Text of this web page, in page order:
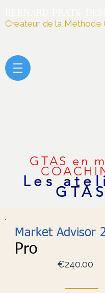
Créateur de la Méthode
GTAS en
Les
GTAS
Market Advisor
Pro
€240.00